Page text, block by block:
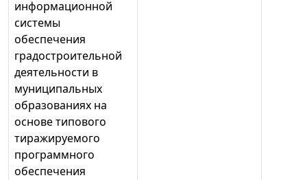
информационной
системы
обеспечения
градостроительной
деятельности в
муниципальных
образованиях на
основе типового
тиражируемого
программного
обеспечения